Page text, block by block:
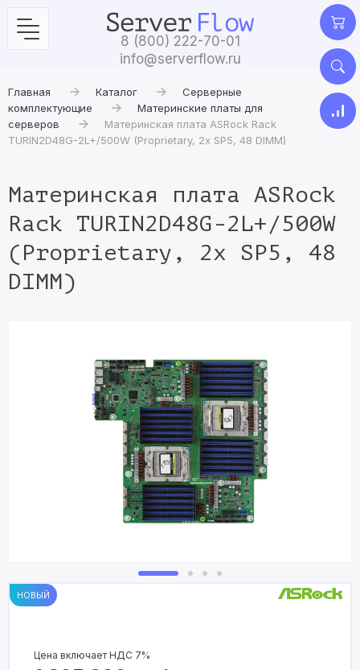
8 (800) 222-70-01
info@serverflow.ru
Главная Каталог
Серверные
комплектующие
Материнские платы для
серверов
Материнская плата ASRock Rack
TURIN2D48G-2L+/500W (Proprietary, 2x SP5, 48 DIMM)
Материнская плата ASRock
Rack TURIN2D48G-2L+/500W
(Proprietary, 2x SP5, 48
DIMM)
НОВЫЙ
Цена включает НДС 7%